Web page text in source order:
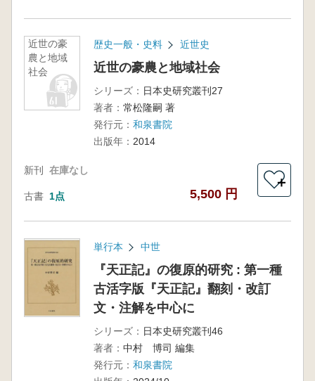
近世の豪
農と地域
社会
歴史一般・史料 近世史
近世の豪農と地域社会
シリーズ： 日本史研究叢刊27
著者： 常松隆嗣 著
発行元： 和泉書院
出版年： 2014
新刊 在庫なし
古書 1点 5,500 円
＋
単行本 中世
『天正記』の復原的研究 : 第一種
古活字版『天正記』翻刻・改訂
文・注解を中心に
シリーズ： 日本史研究叢刊46
著者： 中村 博司 編集
発行元： 和泉書院